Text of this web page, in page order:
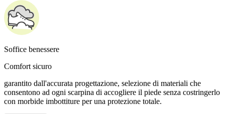
Soffice benessere
Comfort sicuro
garantito dall'accurata progettazione, selezione di materiali che
consentono ad ogni scarpina di accogliere il piede senza costringerlo
con morbide imbottiture per una protezione totale.